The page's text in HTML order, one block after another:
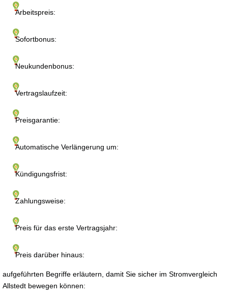
Arbeitspreis:
Sofortbonus:
Neukundenbonus:
Vertragslaufzeit:
Preisgarantie:
Automatische Verlängerung um:
Kündigungsfrist:
Zahlungsweise:
Preis für das erste Vertragsjahr:
Preis darüber hinaus:
aufgeführten Begriffe erläutern, damit Sie sicher im Stromvergleich
Allstedt bewegen können: